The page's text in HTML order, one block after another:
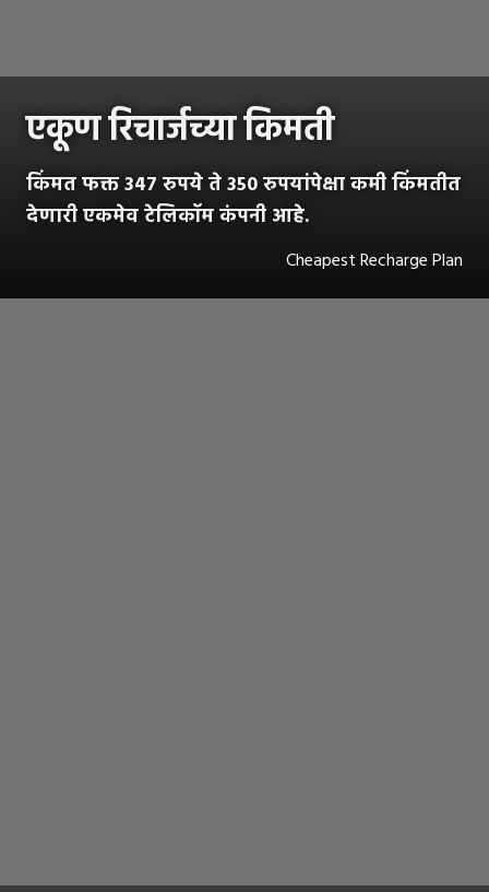
एकूण रिचार्जच्या किमती
किंमत फक्त 347 रुपये ते 350 रुपयांपेक्षा कमी किंमतीत
देणारी एकमेव टेलिकॉम कंपनी आहे.
Cheapest Recharge Plan